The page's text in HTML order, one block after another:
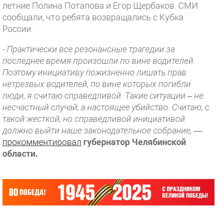
летние Полина Потапова и Егор Щербаков. СМИ
сообщали, что ребята возвращались с Кубка
России.
- Практически все резонансные трагедии за
последнее время произошли по вине водителей.
Поэтому инициативу пожизненно лишать прав
нетрезвых водителей, по вине которых погибли
люди, я считаю справедливой. Такие ситуации – не
несчастный случай, а настоящее убийство. Считаю, с
такой жесткой, но справедливой инициативой
должно выйти наше законодательное собрание, —
прокомментировал губернатор Челябинской
области.